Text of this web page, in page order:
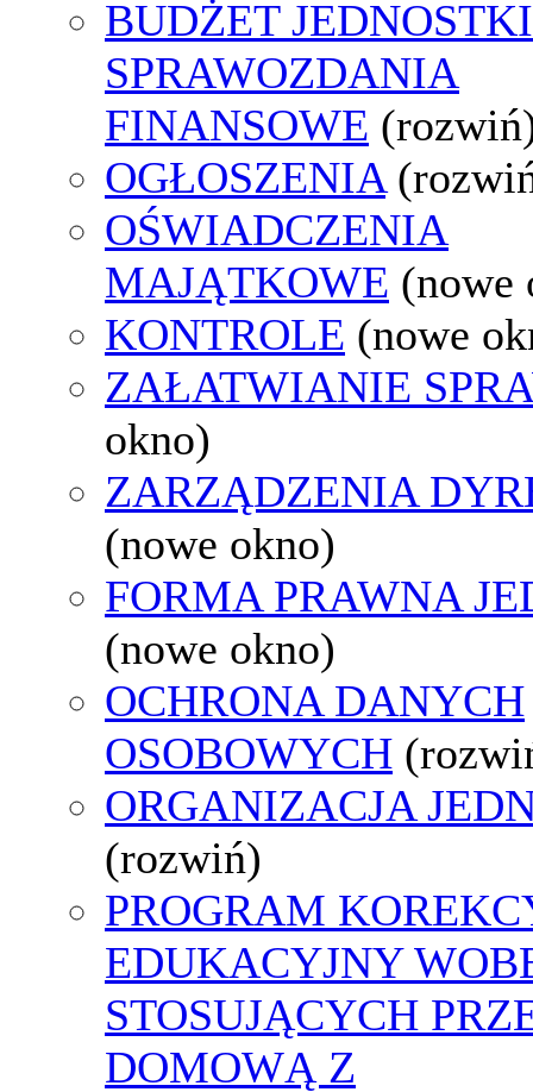
BUDŻET
SPRAWOZDANIA
FINANSOWE
OGŁOSZENIA
OŚWIADCZENIA
MAJĄTKOWE (nowe
KONTROLE (nowe
ZAŁATWIANIE
okno)
ZARZĄDZENIA
(nowe okno)
FORMA PRAWNA
(nowe okno)
OCHRONA DANYCH
OSOBOWYCH
ORGANIZACJA
(rozwiń)
PROGRAM
EDUKACYJNY
STOSUJĄCYCH
DOMOWĄ Z